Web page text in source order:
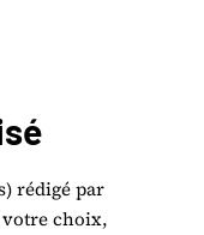
rédigé par
votre choix,